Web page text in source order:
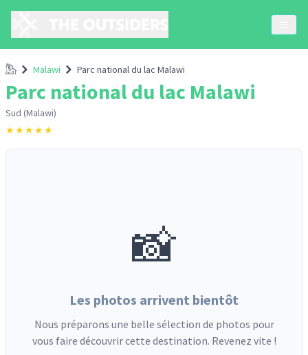
Accueil
Malawi Parc national du lac Malawi
Parc national du lac Malawi
Sud (Malawi)
★★★★★
📸
Les photos arrivent bientôt
Nous préparons une belle sélection de photos pour
vous faire découvrir cette destination. Revenez vite !